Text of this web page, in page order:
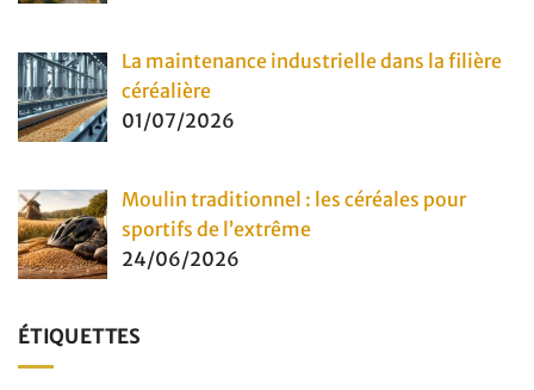
La maintenance industrielle dans la filière
céréalière
01/07/2026
Moulin traditionnel : les céréales pour
sportifs de l’extrême
24/06/2026
ÉTIQUETTES